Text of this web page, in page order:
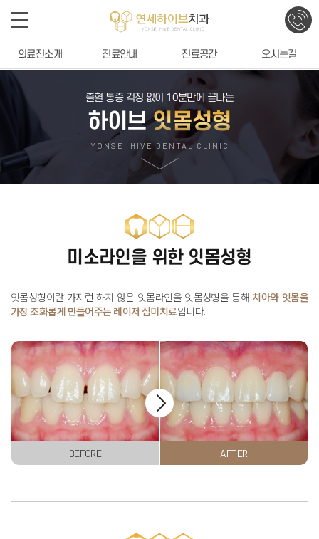
의료진소개 진료안내 진료공간 오시는길
출혈 통증 걱정 없이 10분만에 끝나는
하이브잇몸성형
YONSEI HIVE DENTAL CLINIC
미소라인을 위한 잇몸성형
잇몸성형이란 가지런 하지 않은 잇몸라인을 잇몸성형을 통해 치아와 잇몸을
가장 조화롭게 만들어주는 레이저 심미치료입니다.
BEFORE AFTER